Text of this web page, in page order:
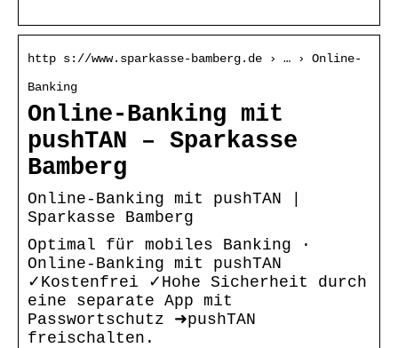
http s://www.sparkasse-bamberg.de › … › Online-
Banking
Online-Banking mit
pushTAN – Sparkasse
Bamberg
Online-Banking mit pushTAN |
Sparkasse Bamberg
Optimal für mobiles Banking ·
Online-Banking mit pushTAN
✓Kostenfrei ✓Hohe Sicherheit durch
eine separate App mit
Passwortschutz ➜pushTAN
freischalten.